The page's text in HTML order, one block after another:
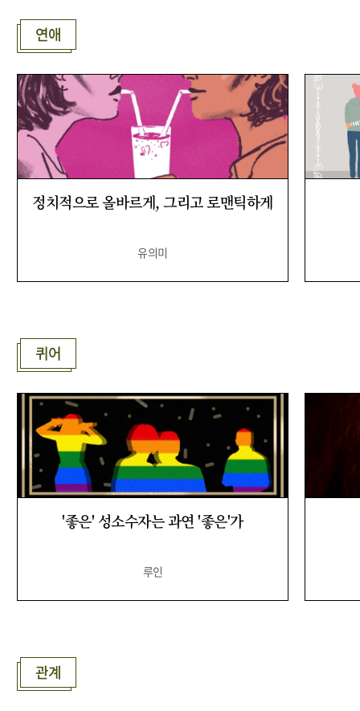
연애
정치적으로 올바르게, 그리고 로맨틱하게
유의미
퀴어
'좋은' 성소수자는 과연 '좋은'가
루인
관계